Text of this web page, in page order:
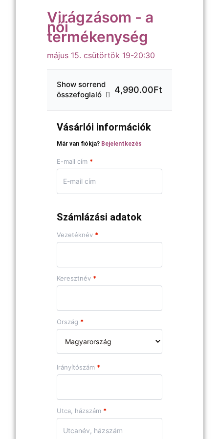
Virágzásom - a
női
termékenység
május 15. csütörtök 19-20:30
Show sorrend
összefoglaló
4,990.00Ft
Vásárlói információk
Már van fiókja? Bejelentkezés
E-mail cím *
Számlázási adatok
Vezetéknév *
Keresztnév *
Ország *
Irányítószám *
Utca, házszám *